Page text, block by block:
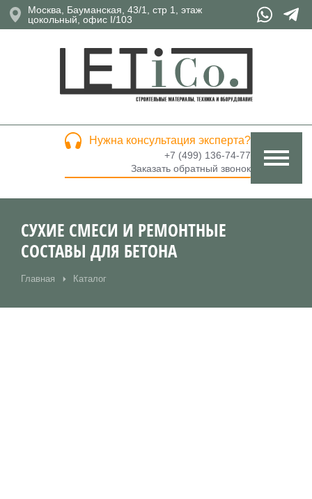
Москва, Бауманская, 43/1, стр 1, этаж
цокольный, офис I/103
Нужна консультация эксперта?
+7 (499) 136-74-77
Заказать обратный звонок
СУХИЕ СМЕСИ И РЕМОНТНЫЕ
СОСТАВЫ ДЛЯ БЕТОНА
Вы здесь:
Главная Каталог